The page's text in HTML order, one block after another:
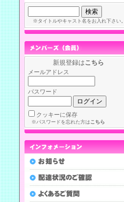
※タイトルやキャスト名をお入れ下さい。
新規登録はこちら
メールアドレス
パスワード
クッキーに保存
※パスワードを忘れた方はこちら